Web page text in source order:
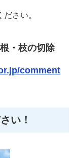
さい。
・枝の切除
comment
い！